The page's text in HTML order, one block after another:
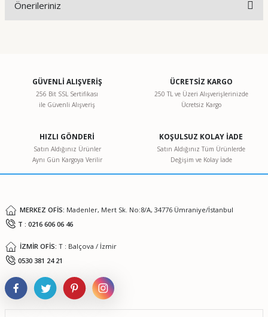
Önerileriniz
Görüş ve önerileriniz için teşekkür ederiz.
Ürün resmi kalitesiz, bozuk veya görüntülenemiyor.
Ürün bilgilerinde hatalar bulunuyor.
Ürün fiyatı diğer sitelerden daha pahalı.
GÜVENLİ ALIŞVERİŞ
256 Bit SSL Sertifikası
ile Güvenli Alışveriş
ÜCRETSİZ KARGO
250 TL ve Üzeri Alışverişlerinizde
Ücretsiz Kargo
HIZLI GÖNDERİ
Satın Aldığınız Ürünler
Aynı Gün Kargoya Verilir
KOŞULSUZ KOLAY İADE
Satın Aldığınız Tüm Ürünlerde
Değişim ve Kolay İade
MERKEZ OFİS: Madenler, Mert Sk. No:8/A, 34776 Ümraniye/İstanbul
T : 0216 606 06 46
İZMİR OFİS: T : Balçova / İzmir
0530 381 24 21